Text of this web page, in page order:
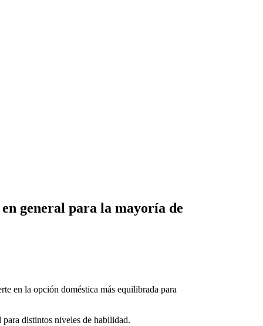
general para la mayoría de
en la opción doméstica más equilibrada para
distintos niveles de habilidad.